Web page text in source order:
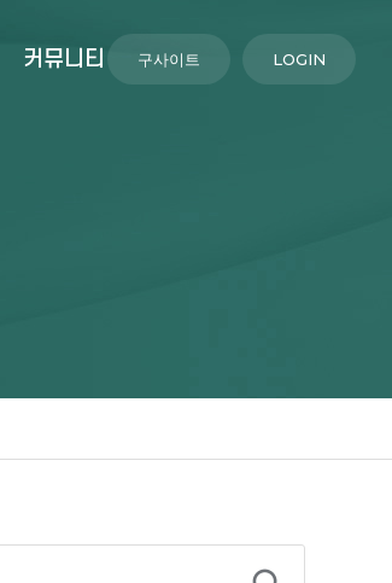
커뮤니티 LOGIN
구사이트